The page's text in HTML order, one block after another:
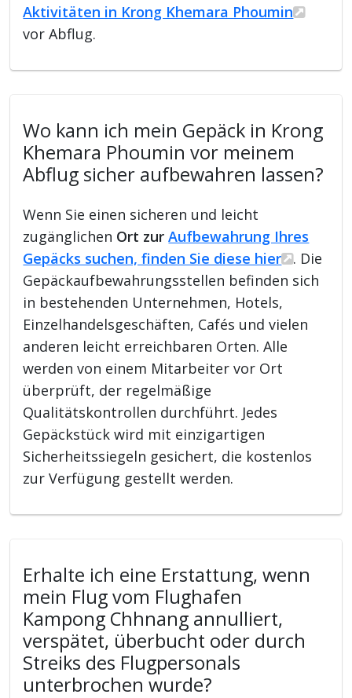
Aktivitäten in Krong Khemara Phoumin
vor Abflug.
Wo kann ich mein Gepäck in Krong
Khemara Phoumin vor meinem
Abflug sicher aufbewahren lassen?
Wenn Sie einen sicheren und leicht
zugänglichen Ort zurAufbewahrung Ihres
Gepäcks suchen, finden Sie diese hier
. Die
Gepäckaufbewahrungsstellen befinden sich
in bestehenden Unternehmen, Hotels,
Einzelhandelsgeschäften, Cafés und vielen
anderen leicht erreichbaren Orten. Alle
werden von einem Mitarbeiter vor Ort
überprüft, der regelmäßige
Qualitätskontrollen durchführt. Jedes
Gepäckstück wird mit einzigartigen
Sicherheitssiegeln gesichert, die kostenlos
zur Verfügung gestellt werden.
Erhalte ich eine Erstattung, wenn
mein Flug vom Flughafen
Kampong Chhnang annulliert,
verspätet, überbucht oder durch
Streiks des Flugpersonals
unterbrochen wurde?